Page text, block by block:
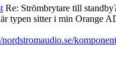
Re: Strömbrytare till
typen sitter i min Orange
nordstromaudio.se/